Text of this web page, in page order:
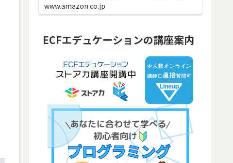
www.amazon.co.jp
ECFエデュケーションの講座案内